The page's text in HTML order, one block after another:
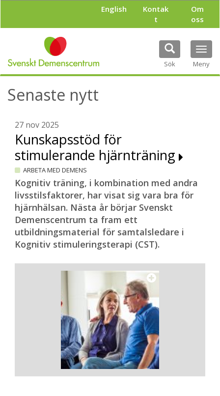
l
English
Kontak
t
Om
oss
Sök Meny
Senaste nytt
27 nov 2025
Kunskapsstöd för
stimulerande hjärnträning
ARBETA MED DEMENS
Kognitiv träning, i kombination med andra
livsstilsfaktorer, har visat sig vara bra för
hjärnhälsan. Nästa år börjar Svenskt
Demenscentrum ta fram ett
utbildningsmaterial för samtalsledare i
Kognitiv stimuleringsterapi (CST).